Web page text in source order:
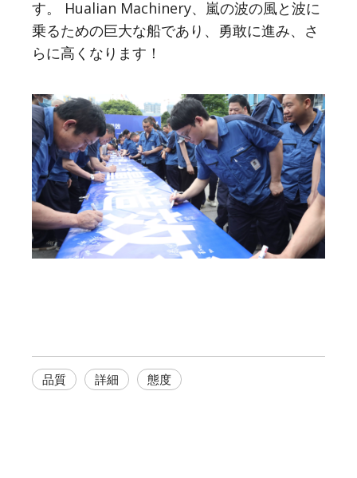
す。 Hualian Machinery、嵐の波の風と波に
乗るための巨大な船であり、勇敢に進み、さ
らに高くなります！
品質 詳細 態度